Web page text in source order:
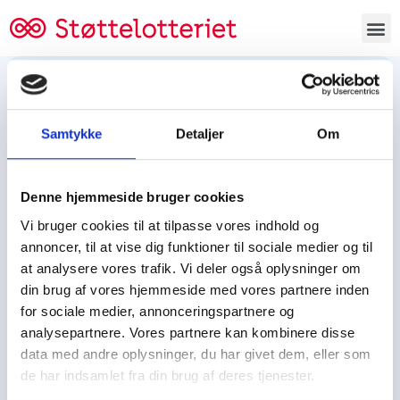
Samtykke Detaljer Om
Denne hjemmeside bruger cookies
Vi bruger cookies til at tilpasse vores indhold og
annoncer, til at vise dig funktioner til sociale medier og til
at analysere vores trafik. Vi deler også oplysninger om
din brug af vores hjemmeside med vores partnere inden
for sociale medier, annonceringspartnere og
analysepartnere. Vores partnere kan kombinere disse
data med andre oplysninger, du har givet dem, eller som
de har indsamlet fra din brug af deres tjenester.
Tjen penge og støt
Tjen penge til:
Spejdere/spejdergruppen/FDF’ere, m.fl.
Kontor
Tjenpengeogstoet.dk
Ejby Industrivej 91
DK – 2600 Glostrup
CVR: 19347508